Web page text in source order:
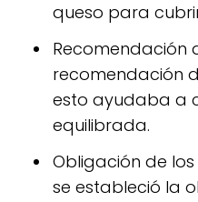
queso para
Recomendación
recomendación
esto ayudaba a
equilibrada.
Obligación de
se estableció la